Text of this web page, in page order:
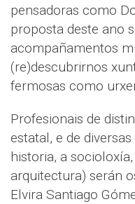
pensadoras como
proposta deste ano
acompañamentos
(re)descubrirnos
fermosas como
Profesionais de
estatal, e de
historia, a
arquitectura) serán
Elvira Santiago